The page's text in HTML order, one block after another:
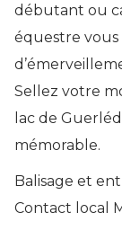
débutant ou
équestre
Sellez votre
lac de
mémorable.
Balisage et
Contact local